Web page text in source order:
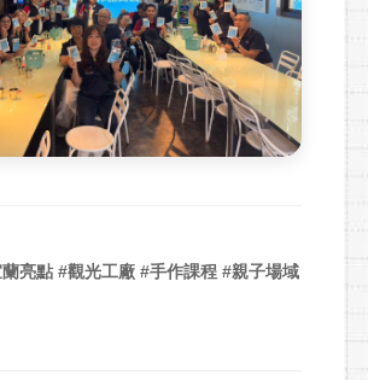
亮點 #觀光工廠 #手作課程 #親子場域